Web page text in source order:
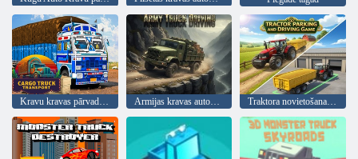
Kravu kravas pārvadājumi Armijas kravas automašīnu vadīšana Traktora novietošanas un braukšanas spēle